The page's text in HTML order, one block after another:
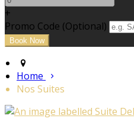
+
Promo Code (Optional)
Home
Nos Suites